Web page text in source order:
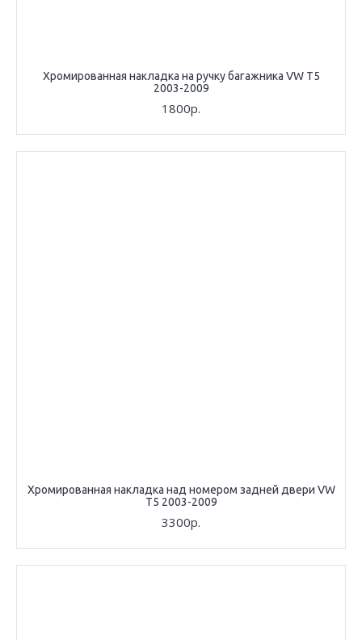
Хромированная накладка на ручку багажника VW T5
2003-2009
1800р.
Хромированная накладка над номером задней двери VW
T5 2003-2009
3300р.